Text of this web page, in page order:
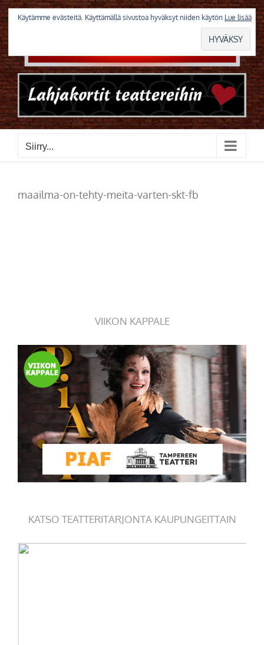
Skip
to
content
Siirry...
maailma-on-tehty-meita-varten-skt-fb
VIIKON KAPPALE
KATSO TEATTERITARJONTA KAUPUNGEITTAIN
Käytämme evästeitä. Käyttämällä sivustoa hyväksyt niiden käytön Lue lisää